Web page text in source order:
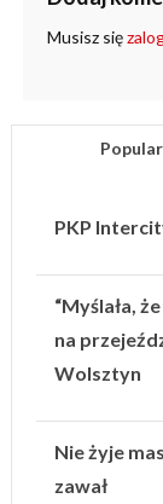
Musisz się
PKP
“Myślała,
na
Wolsztyn
Nie żyje
zawał